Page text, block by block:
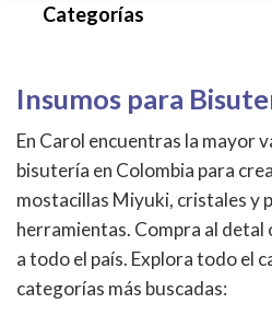
Categorías
Insumos para
En Carol encuentras la mayor
bisutería en Colombia para
mostacillas Miyuki, cristales y
herramientas. Compra al detal
a todo el país. Explora todo el
categorías más buscadas: